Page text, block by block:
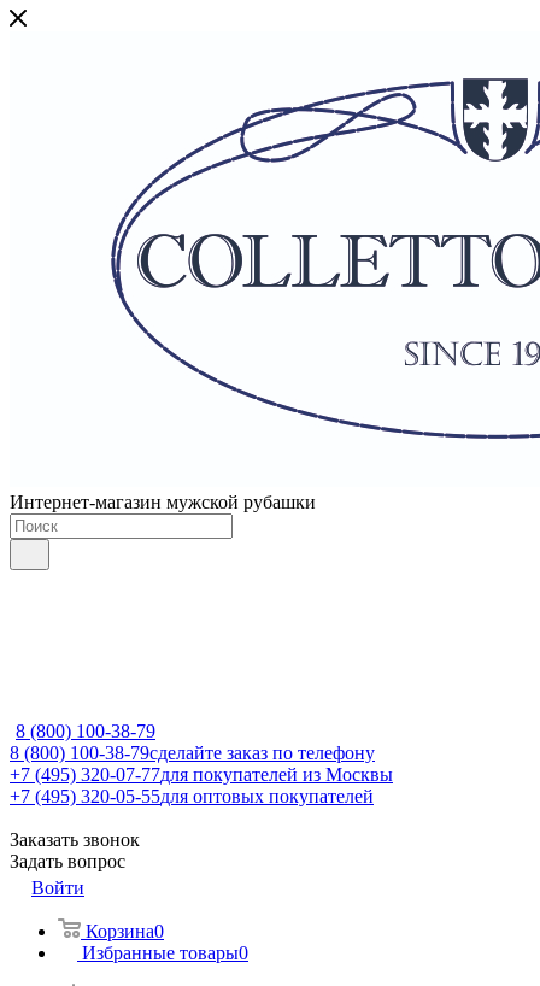
Интернет-магазин мужской рубашки
8 (800) 100-38-79
8 (800) 100-38-79сделайте заказ по телефону
+7 (495) 320-07-77для покупателей из Москвы
+7 (495) 320-05-55для оптовых покупателей
Заказать звонок
Задать вопрос
Войти
Корзина0
Избранные товары0